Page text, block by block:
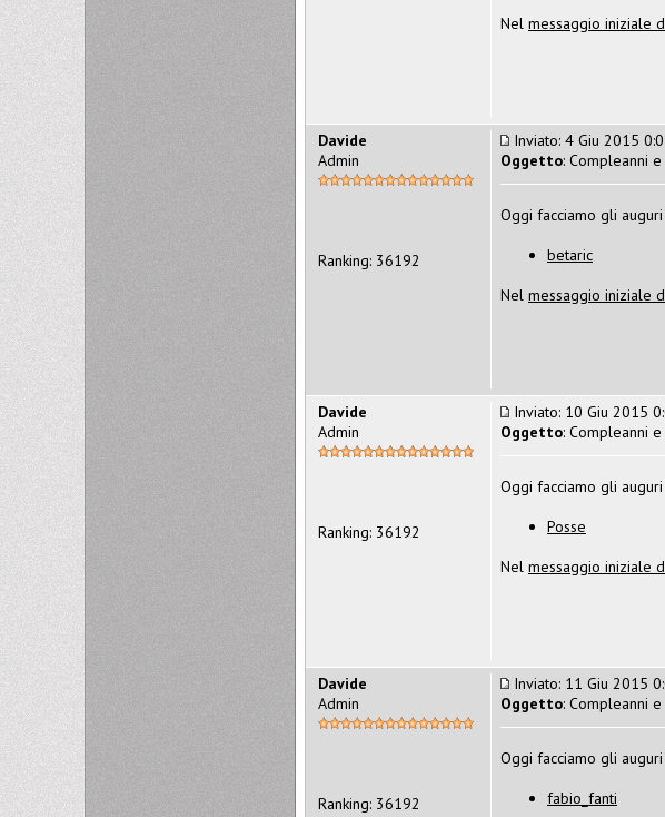
Nel messaggio iniziale
Inviato: 4 Giu 2015
Oggetto: Compleanni
Oggi facciamo gli
betaric
Nel messaggio iniziale
Davide
Admin
Ranking: 36192
Inviato: 10 Giu 2015
Oggetto: Compleanni
Oggi facciamo gli
Posse
Nel messaggio iniziale
Davide
Admin
Ranking: 36192
Inviato: 11 Giu 2015
Oggetto: Compleanni
Oggi facciamo gli
fabio_fanti
Davide
Admin
Ranking: 36192